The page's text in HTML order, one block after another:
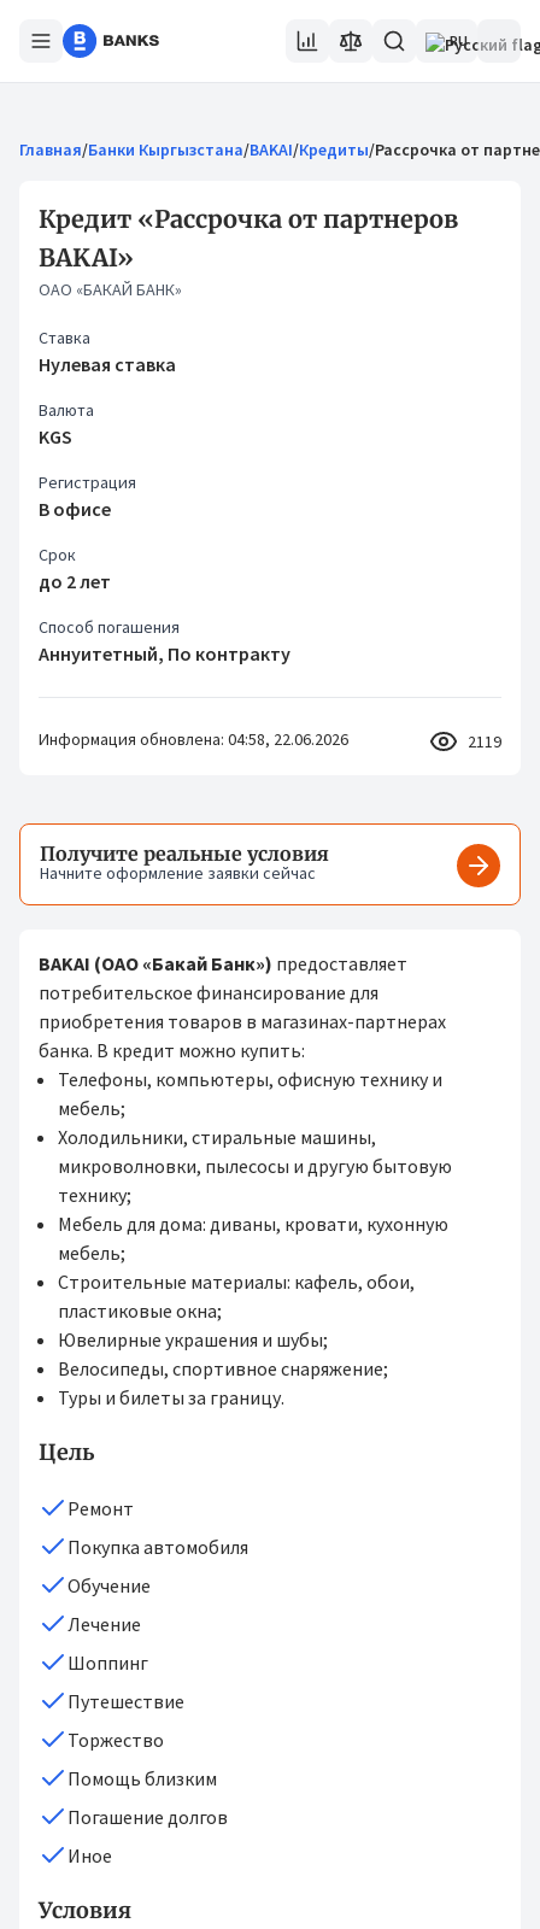
RU
Главная/Банки Кыргызстана/BAKAI/Кредиты/Рассрочка от
Кредит «Рассрочка от партнеров
BAKAI»
ОАО «БАКАЙ БАНК»
Ставка
Нулевая ставка
Валюта
KGS
Регистрация
В офисе
Срок
до 2 лет
Способ погашения
Аннуитетный, По контракту
Информация обновлена: 04:58, 22.06.2026 2119
Получите реальные условия
Начните оформление заявки сейчас
BAKAI (ОАО «Бакай Банк») предоставляет
потребительское финансирование для
приобретения товаров в магазинах-партнерах
банка. В кредит можно купить:
Телефоны, компьютеры, офисную технику и
мебель;
Холодильники, стиральные машины,
микроволновки, пылесосы и другую бытовую
технику;
Мебель для дома: диваны, кровати, кухонную
мебель;
Строительные материалы: кафель, обои,
пластиковые окна;
Ювелирные украшения и шубы;
Велосипеды, спортивное снаряжение;
Туры и билеты за границу.
Цель
Ремонт
Покупка автомобиля
Обучение
Лечение
Шоппинг
Путешествие
Торжество
Помощь близким
Погашение долгов
Иное
Условия